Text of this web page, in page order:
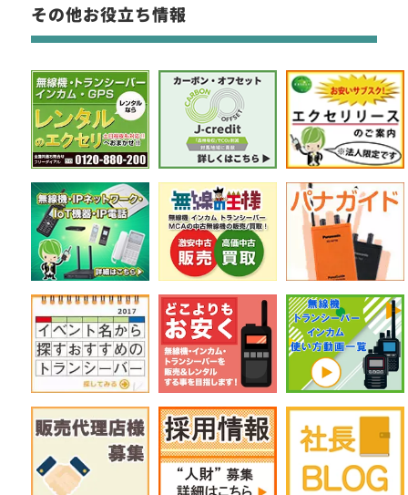
その他お役立ち情報